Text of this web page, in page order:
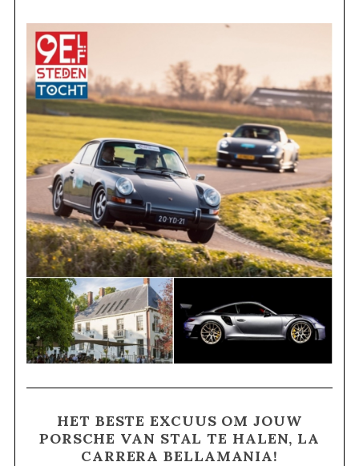
HET BESTE EXCUUS OM JOUW
PORSCHE VAN STAL TE HALEN, LA
CARRERA BELLAMANIA!